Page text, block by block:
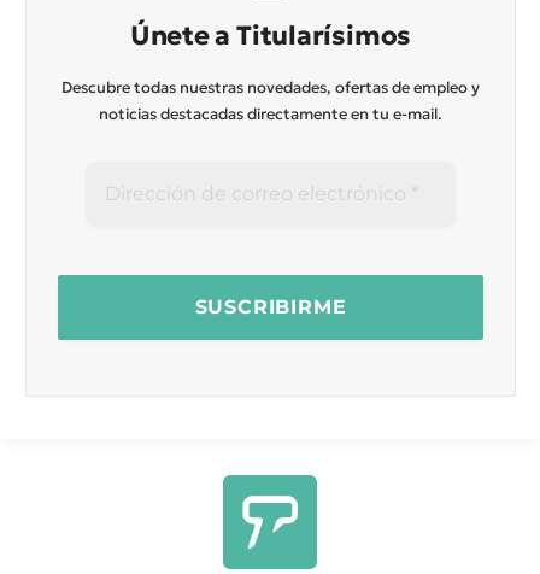
Únete a Titularísimos
Descubre todas nuestras novedades, ofertas de empleo y
noticias destacadas directamente en tu e-mail.